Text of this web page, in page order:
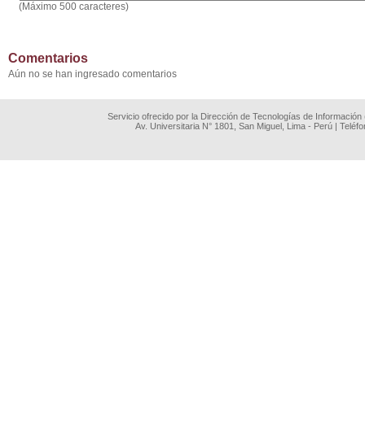
(Máximo 500 caracteres)
Comentarios
Aún no se han ingresado comentarios
Servicio ofrecido por la Dirección de Tecnologías de
Av. Universitaria N° 1801, San Miguel, Lima - Perú |